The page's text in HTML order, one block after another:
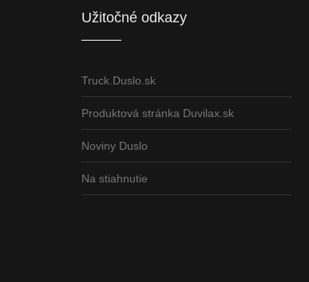
Užitočné odkazy
Truck.Duslo.sk
Produktová stránka Duvilax.sk
Noviny Duslo
Na stiahnutie